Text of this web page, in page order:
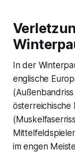
In der
englische
österreichische
im engen